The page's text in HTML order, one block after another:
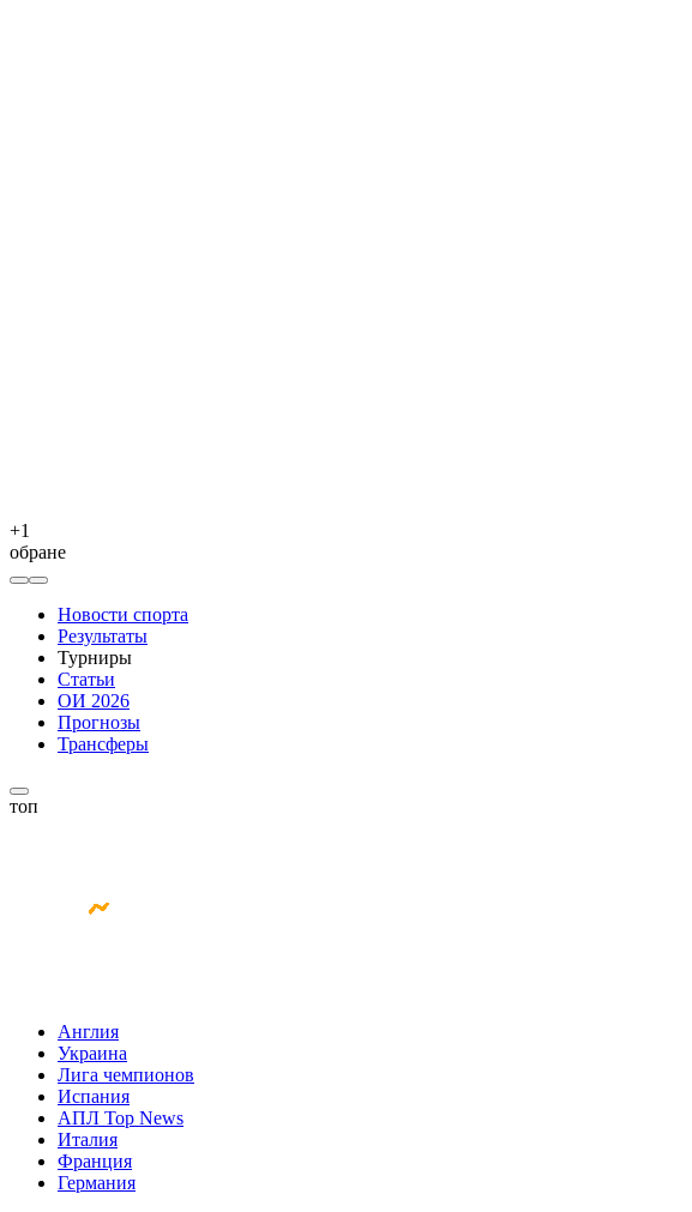
+1
обране
Новости спорта
Результаты
Турниры
Статьи
ОИ 2026
Прогнозы
Трансферы
топ
Англия
Украина
Лига чемпионов
Испания
АПЛ Top News
Италия
Франция
Германия